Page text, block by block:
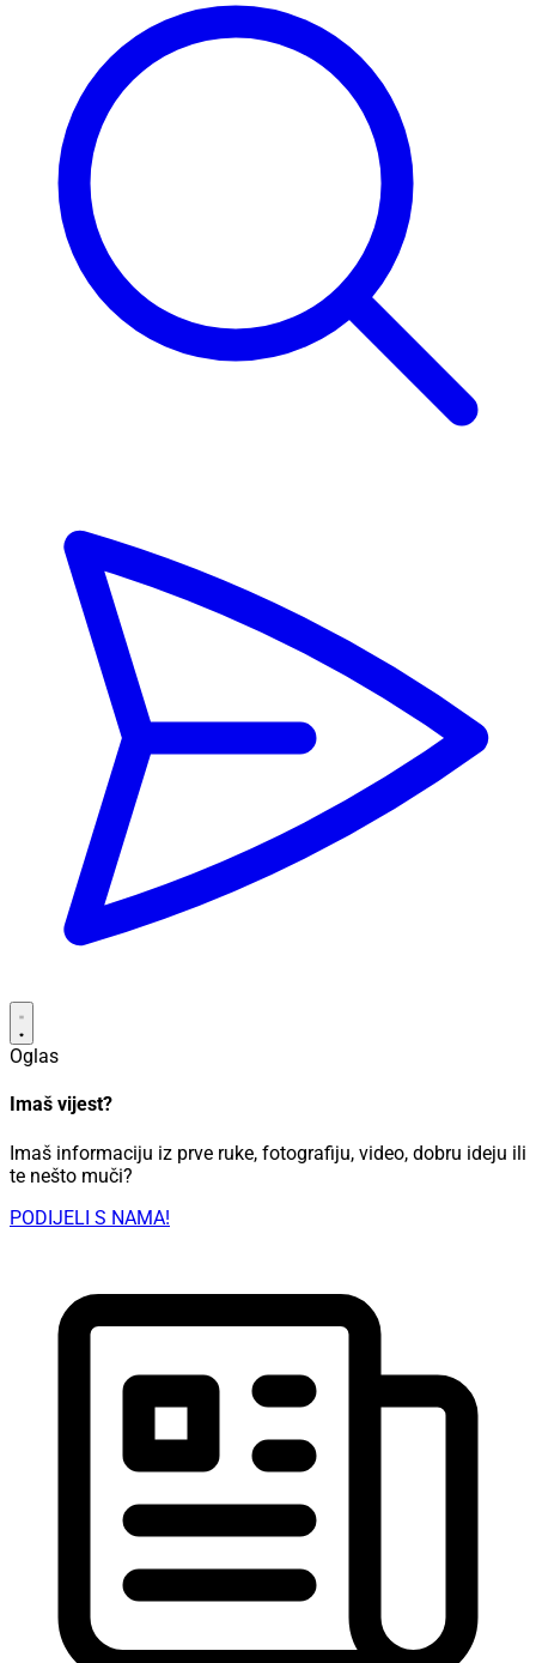
Oglas
Imaš vijest?
Imaš informaciju iz prve ruke, fotografiju, video, dobru ideju ili
te nešto muči?
PODIJELI S NAMA!